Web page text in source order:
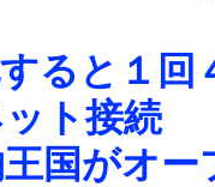
ると１回
ト接続
国がオ